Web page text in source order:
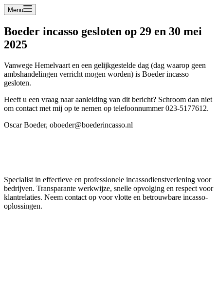
Menu
Boeder incasso gesloten op 29 en 30 mei
2025
Vanwege Hemelvaart en een gelijkgestelde dag (dag waarop geen
ambshandelingen verricht mogen worden) is Boeder incasso
gesloten.
Heeft u een vraag naar aanleiding van dit bericht? Schroom dan niet
om contact met mij op te nemen op telefoonnummer 023-5177612.
Oscar Boeder, oboeder@boederincasso.nl
Specialist in effectieve en professionele incassodienstverlening voor
bedrijven. Transparante werkwijze, snelle opvolging en respect voor
klantrelaties. Neem contact op voor vlotte en betrouwbare incasso-
oplossingen.